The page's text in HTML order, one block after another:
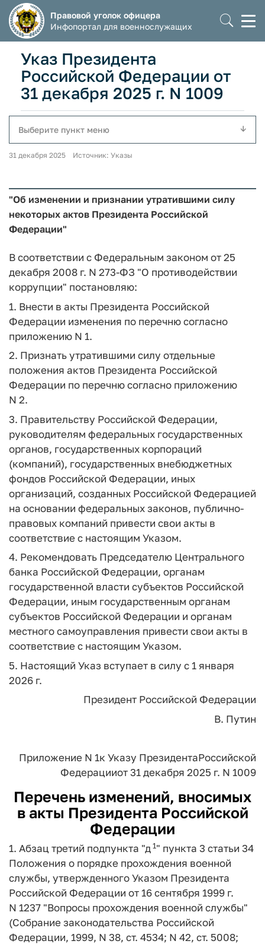
Правовой уголок офицера
Инфопортал для военнослужащих
Указ Президента
Российской Федерации от
31 декабря 2025 г. N 1009
Выберите пункт меню
31 декабря 2025 Источник: Указы
"Об изменении и признании утратившими силу
некоторых актов Президента Российской
Федерации"
В соответствии с Федеральным законом от 25
декабря 2008 г. N 273-ФЗ "О противодействии
коррупции" постановляю:
1. Внести в акты Президента Российской
Федерации изменения по перечню согласно
приложению N 1.
2. Признать утратившими силу отдельные
положения актов Президента Российской
Федерации по перечню согласно приложению
N 2.
3. Правительству Российской Федерации,
руководителям федеральных государственных
органов, государственных корпораций
(компаний), государственных внебюджетных
фондов Российской Федерации, иных
организаций, созданных Российской Федерацией
на основании федеральных законов, публично-
правовых компаний привести свои акты в
соответствие с настоящим Указом.
4. Рекомендовать Председателю Центрального
банка Российской Федерации, органам
государственной власти субъектов Российской
Федерации, иным государственным органам
субъектов Российской Федерации и органам
местного самоуправления привести свои акты в
соответствие с настоящим Указом.
5. Настоящий Указ вступает в силу с 1 января
2026 г.
Президент Российской Федерации
В. Путин
Приложение N 1к Указу ПрезидентаРоссийской
Федерацииот 31 декабря 2025 г. N 1009
Перечень изменений, вносимых
в акты Президента Российской
Федерации
1. Абзац третий подпункта "д 1 " пункта 3 статьи 34
Положения о порядке прохождения военной
службы, утвержденного Указом Президента
Российской Федерации от 16 сентября 1999 г.
N 1237 "Вопросы прохождения военной службы"
(Собрание законодательства Российской
Федерации, 1999, N 38, ст. 4534; N 42, ст. 5008;